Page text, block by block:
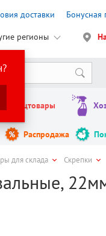
доставки Бонусная
регионы
Канцтовары
Распродажа
для склада Скрепки